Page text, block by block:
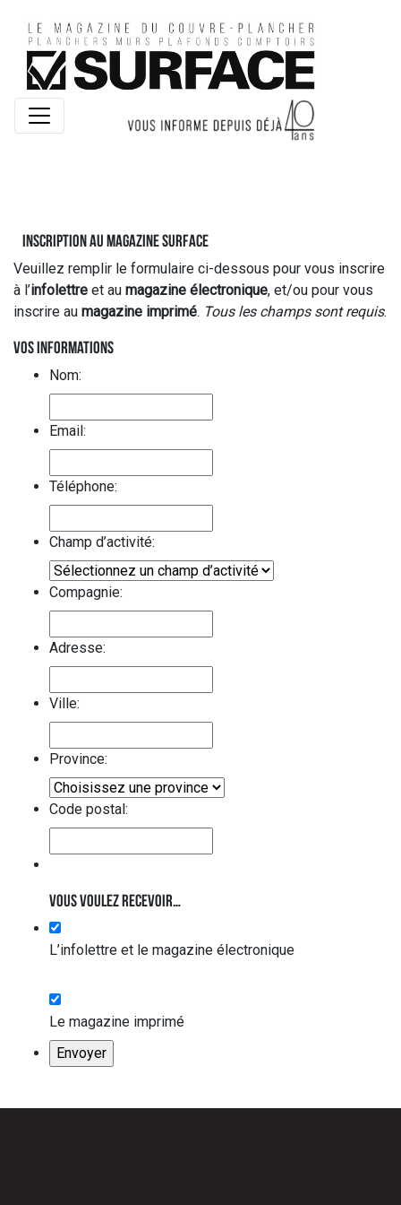
Inscription au Magazine Surface
Veuillez remplir le formulaire ci-dessous pour vous inscrire
à l’infolettre et au magazine électronique, et/ou pour vous
inscrire au magazine imprimé. Tous les champs sont requis.
Vos informations
Nom:
Email:
Téléphone:
Champ d’activité:
Compagnie:
Adresse:
Ville:
Province:
Code postal:
Vous voulez recevoir…
L’infolettre et le magazine électronique
Le magazine imprimé